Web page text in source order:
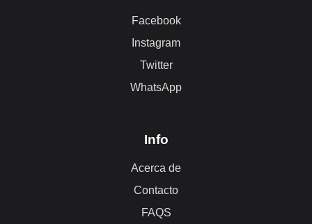
Facebook
Instagram
Twitter
WhatsApp
Info
Acerca de
Contacto
FAQS